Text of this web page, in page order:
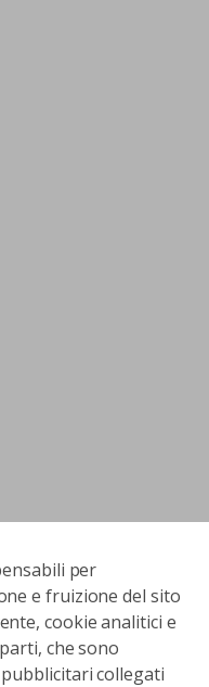
per
e fruizione del sito
cookie analitici e
che sono
collegati